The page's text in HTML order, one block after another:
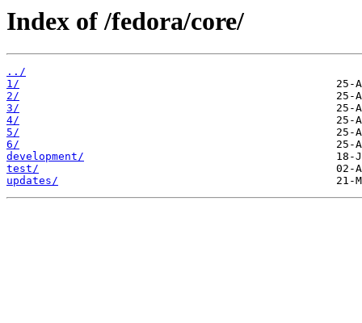
Index of /fedora/core/
../
1/
2/
3/
4/
5/
6/
development/
test/
updates/